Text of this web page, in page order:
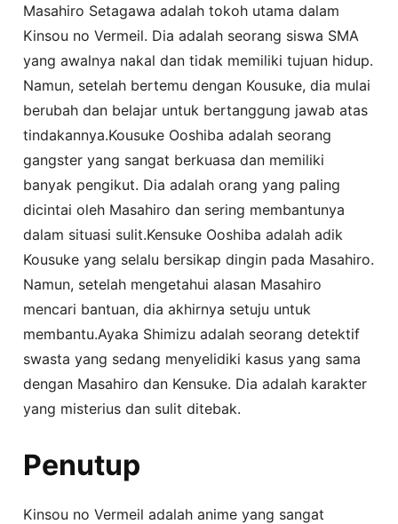
Masahiro Setagawa adalah tokoh utama dalam
Kinsou no Vermeil. Dia adalah seorang siswa SMA
yang awalnya nakal dan tidak memiliki tujuan hidup.
Namun, setelah bertemu dengan Kousuke, dia mulai
berubah dan belajar untuk bertanggung jawab atas
tindakannya.Kousuke Ooshiba adalah seorang
gangster yang sangat berkuasa dan memiliki
banyak pengikut. Dia adalah orang yang paling
dicintai oleh Masahiro dan sering membantunya
dalam situasi sulit.Kensuke Ooshiba adalah adik
Kousuke yang selalu bersikap dingin pada Masahiro.
Namun, setelah mengetahui alasan Masahiro
mencari bantuan, dia akhirnya setuju untuk
membantu.Ayaka Shimizu adalah seorang detektif
swasta yang sedang menyelidiki kasus yang sama
dengan Masahiro dan Kensuke. Dia adalah karakter
yang misterius dan sulit ditebak.
Penutup
Kinsou no Vermeil adalah anime yang sangat